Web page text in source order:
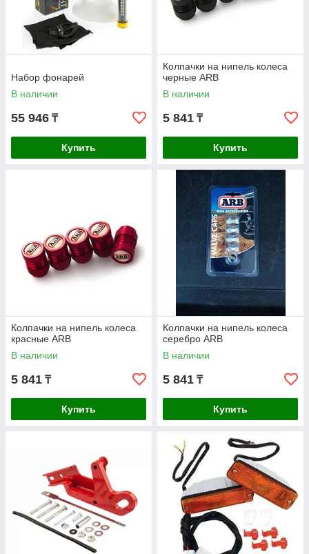
Набор фонарей
В наличии
55 946 ₸
Купить
Колпачки на нипель колеса
черные ARB
В наличии
5 841 ₸
Купить
Колпачки на нипель колеса
красные ARB
В наличии
5 841 ₸
Купить
Колпачки на нипель колеса
серебро ARB
В наличии
5 841 ₸
Купить